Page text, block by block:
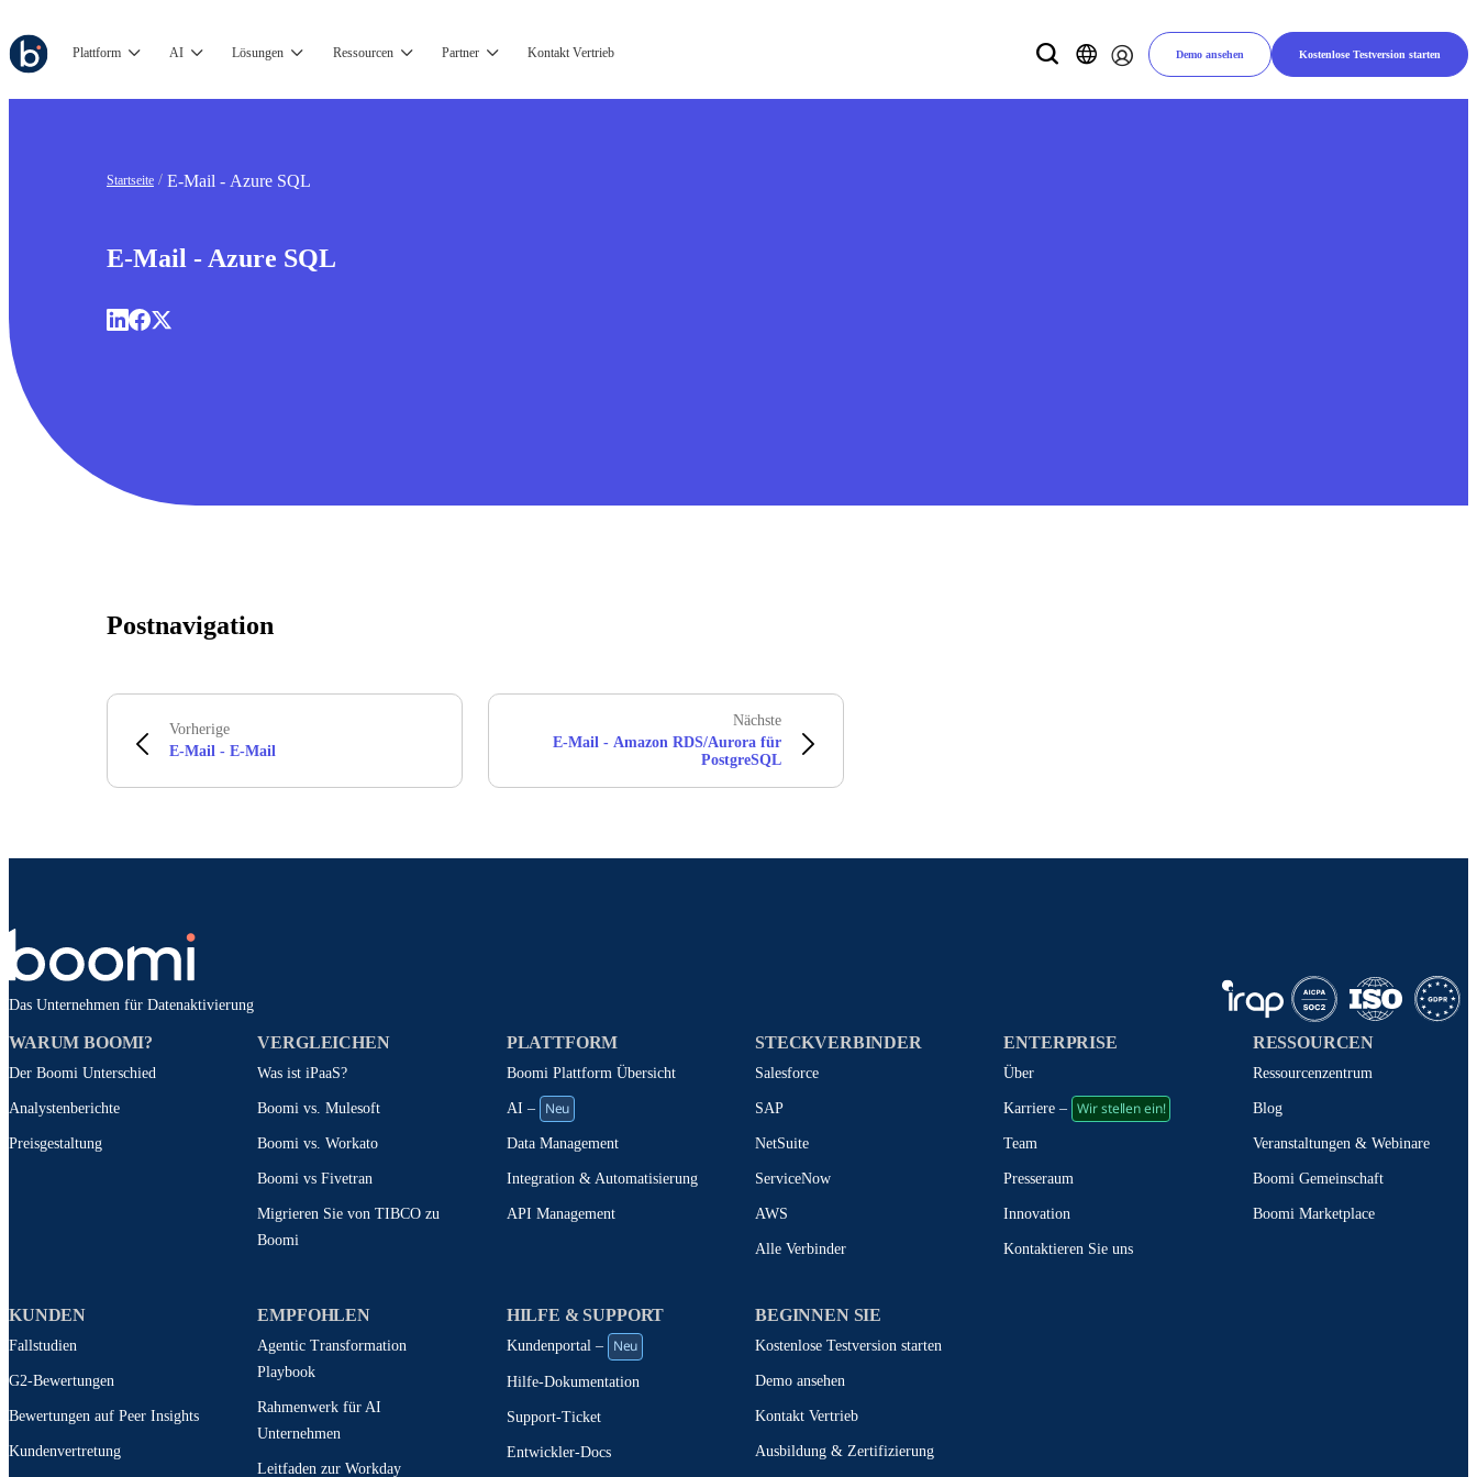
Plattform AI Lösungen Ressourcen Partner Kontakt Vertrieb Demo ansehen Kostenlose Testversion starten
Startseite E-Mail - Azure SQL
E-Mail - Azure SQL
Postnavigation
Vorherige
E-Mail - E-Mail
Nächste
E-Mail - Amazon RDS/Aurora für
PostgreSQL
Das Unternehmen für Datenaktivierung
WARUM BOOMI?
Der Boomi Unterschied
Analystenberichte
Preisgestaltung
VERGLEICHEN
Was ist iPaaS?
Boomi vs. Mulesoft
Boomi vs. Workato
Boomi vs Fivetran
Migrieren Sie von TIBCO zu
Boomi
PLATTFORM
Boomi Plattform Übersicht
AI – Neu
Data Management
Integration & Automatisierung
API Management
STECKVERBINDER
Salesforce
SAP
NetSuite
ServiceNow
AWS
Alle Verbinder
ENTERPRISE
Über
Karriere – Wir stellen ein!
Team
Presseraum
Innovation
Kontaktieren Sie uns
RESSOURCEN
Ressourcenzentrum
Blog
Veranstaltungen & Webinare
Boomi Gemeinschaft
Boomi Marketplace
KUNDEN
Fallstudien
G2-Bewertungen
Bewertungen auf Peer Insights
Kundenvertretung
EMPFOHLEN
Agentic Transformation
Playbook
Rahmenwerk für AI
Unternehmen
Leitfaden zur Workday
HILFE & SUPPORT
Kundenportal – Neu
Hilfe-Dokumentation
Support-Ticket
Entwickler-Docs
BEGINNEN SIE
Kostenlose Testversion starten
Demo ansehen
Kontakt Vertrieb
Ausbildung & Zertifizierung